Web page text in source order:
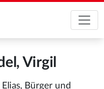
Virgil
Bürger und